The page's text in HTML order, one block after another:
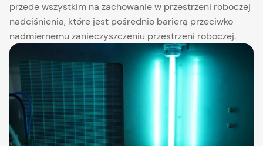
przede wszystkim na zachowanie w przestrzeni roboczej
nadciśnienia, które jest pośrednio barierą przeciwko
nadmiernemu zanieczyszczeniu przestrzeni roboczej.